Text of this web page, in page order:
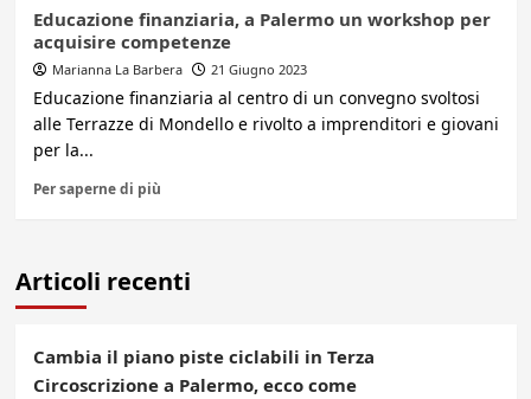
Educazione finanziaria, a Palermo un workshop per
acquisire competenze
Marianna La Barbera 21 Giugno 2023
Educazione finanziaria al centro di un convegno svoltosi
alle Terrazze di Mondello e rivolto a imprenditori e giovani
per la...
Per saperne di più
Articoli recenti
Cambia il piano piste ciclabili in Terza
Circoscrizione a Palermo, ecco come